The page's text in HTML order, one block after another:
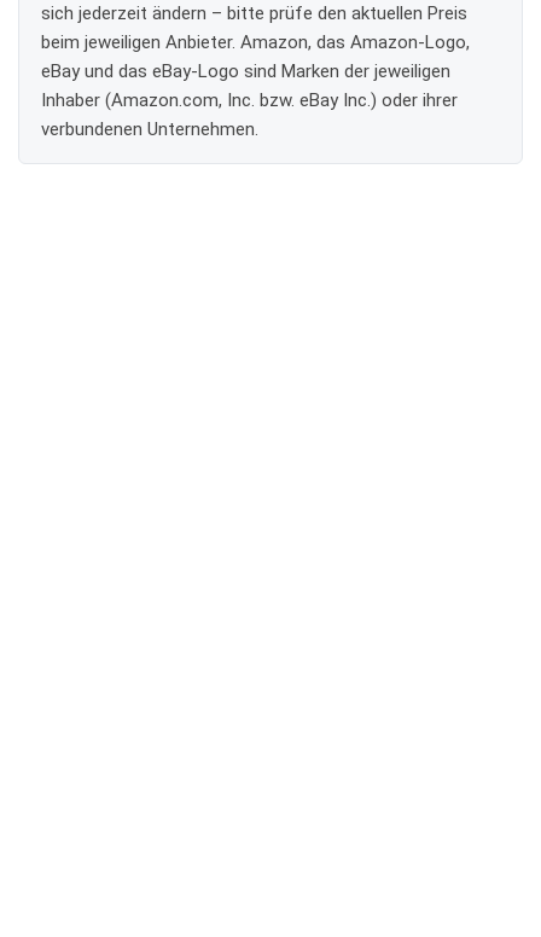
sich jederzeit ändern – bitte prüfe den aktuellen Preis
beim jeweiligen Anbieter. Amazon, das Amazon-Logo,
eBay und das eBay-Logo sind Marken der jeweiligen
Inhaber (Amazon.com, Inc. bzw. eBay Inc.) oder ihrer
verbundenen Unternehmen.